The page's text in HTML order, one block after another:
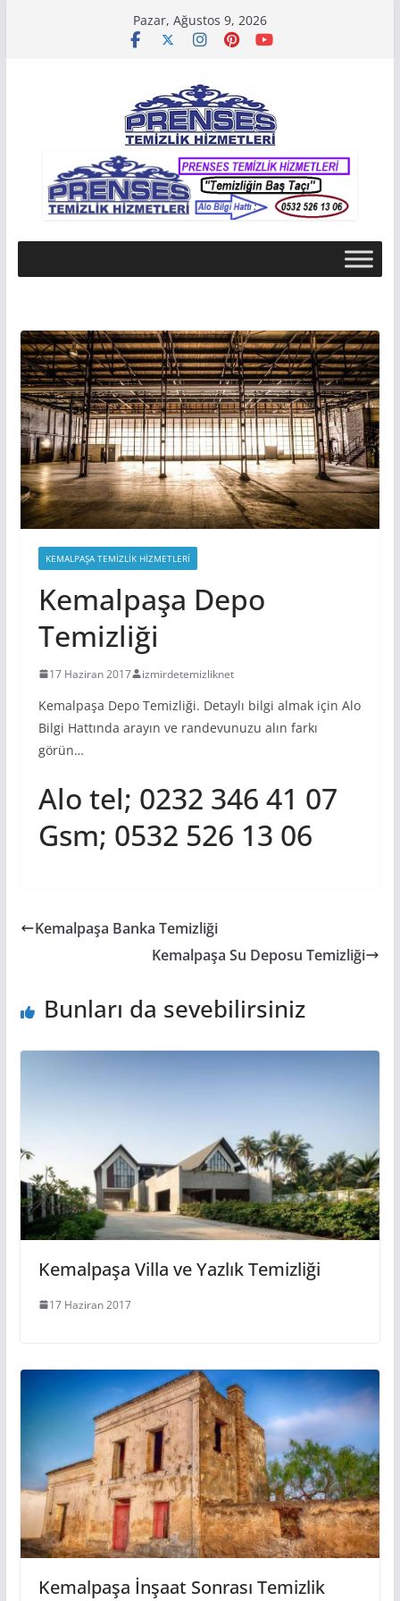
Pazar, Ağustos 9, 2026
KEMALPAŞA TEMIZLIK HIZMETLERI
Kemalpaşa Depo
Temizliği
17 Haziran 2017 izmirdetemizliknet
Kemalpaşa Depo Temizliği. Detaylı bilgi almak için Alo
Bilgi Hattında arayın ve randevunuzu alın farkı
görün…
Alo tel; 0232 346 41 07
Gsm; 0532 526 13 06
Kemalpaşa Banka Temizliği
Kemalpaşa Su Deposu Temizliği
Bunları da sevebilirsiniz
Kemalpaşa Villa ve Yazlık Temizliği
17 Haziran 2017
Kemalpaşa İnşaat Sonrası Temizlik